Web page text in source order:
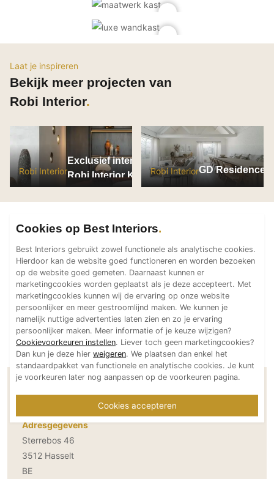
Natuursteen en keramiek vloeren
Vloerkleden
Wandafwerking
Beton Ciré
Behang / Wandtextiel
Natuursteen en keramiek
Leer
Spuitwerk
Technologie
Audio/Video
Thuisbioscoop
Domotica
Mirror TV
Fitnessapparatuur
Wifi
Overig
Aannemers Interieur
Akoestiek
Laat je inspireren
Bekijk meer projecten van
Robi Interior
Robi Interior
Exclusief interieur
Robi Interior KnokkeRobi InteriorGD Residence
Adresgegevens
Sterrebos 46
3512 Hasselt
BE
Cookies op Best Interiors
Best Interiors gebruikt zowel functionele als analytische cookies.
Hierdoor kan de website goed functioneren en worden bezoeken
op de website goed gemeten. Daarnaast kunnen er
marketingcookies worden geplaatst als je deze accepteert. Met
marketingcookies kunnen wij de ervaring op onze website
persoonlijker en meer gestroomlijnd maken. We kunnen je
namelijk nuttige advertenties laten zien en zo je ervaring
persoonlijker maken. Meer informatie of je keuze wijzigen?
Cookievoorkeuren instellen. Liever toch geen marketingcookies?
Dan kun je deze hier weigeren. We plaatsen dan enkel het
standaardpakket van functionele en analytische cookies. Je kunt
je voorkeuren later nog aanpassen op de voorkeuren pagina.
Cookies accepteren